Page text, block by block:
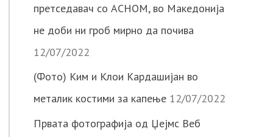
претседавач со АСНОМ, во Македонија
не доби ни гроб мирно да почива
12/07/2022
(Фото) Ким и Клои Кардашијан во
металик костими за капење 12/07/2022
Првата фотографија од Џејмс Веб